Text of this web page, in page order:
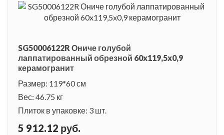
SG50006122R Ониче голубой
лаппатированный обрезной 60x119,5x0,9
керамогранит
Размер: 119*60 см
Вес: 46.75 кг
Плиток в упаковке: 3 шт.
5 912.12 руб.